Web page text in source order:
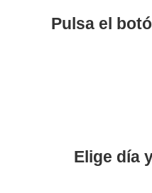
Pulsa el
Elige día